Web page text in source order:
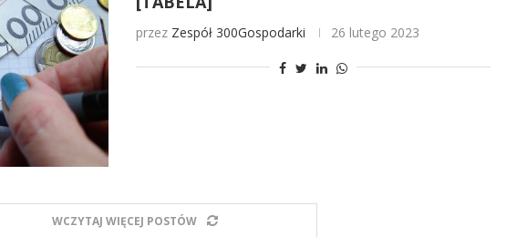
przez Zespół 300Gospodarki 26 lutego 2023
WCZYTAJ WIĘCEJ POSTÓW